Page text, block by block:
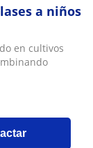
a niños
en cultivos